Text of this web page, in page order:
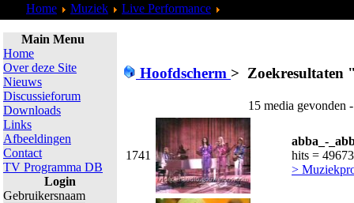
Home Muziek Live Performance
Main Menu
Home
Over deze Site
Nieuws
Discussieforum
Downloads
Links
Afbeeldingen
Contact
TV Programma DB
Login
Gebruikersnaam
Hoofdscherm > Zoekresultaten
15 media gevonden
1741
abba_-
hits = 49673
>